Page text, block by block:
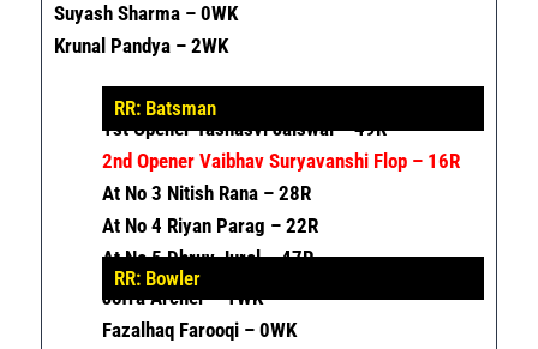
Suyash Sharma – 0WK
Krunal Pandya – 2WK
RR: Batsman
1StOpener Yashasvi Jaiswal – 49R
2Nd Opener Vaibhav Suryavanshi Flop – 16R
At No 3 Nitish Rana – 28R
At No 4 Riyan Parag – 22R
At No 5 Dhruv Jurel – 47R
RR: Bowler
Jofra Archer – 1WK
Fazalhaq Farooqi – 0WK